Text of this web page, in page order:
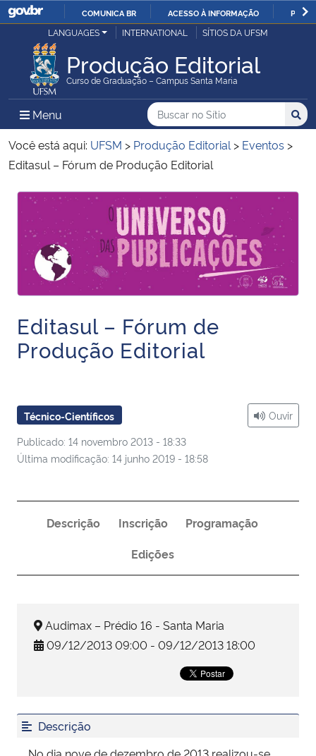
IR
O
COMUNICA BR ACESSO À INFORMAÇÃO
Ministério da Justiça e Segurança Pública
Ministério da Defesa
Ministério das Relações Exteriores
Ministério da Infraestrutura
Ministério da Agricultura, Pecuária e Abastecimento
Ministério da Educação
Ministério da Cidadania
Ministério da Ciência, Tecnologia, Inovações e Comunicações
Ministério do Desenvolvimento Regional
Ministério da Mulher, da Família e dos Direitos Humanos
LANGUAGES INTERNATIONAL SÍTIOS DA UFSM
Produção Editorial
Curso de Graduação – Campus Santa Maria
Menu Menu Principal do Sítio
Busca
Buscar no no Sítio
Busca:
Você está aqui: UFSM > Produção Editorial > Eventos >
Editasul – Fórum de Produção Editorial
Início do conteúdo
Início do conteúdo
Editasul – Fórum de
Produção Editorial
Técnico-Científicos
Publicado: 14 novembro 2013 - 18:33
Última modificação: 14 junho 2019 - 18:58
Ouvir
Descrição Inscrição
Programação
Edições
Audimax – Prédio 16 - Santa Maria
09/12/2013 09:00 - 09/12/2013 18:00
Descrição